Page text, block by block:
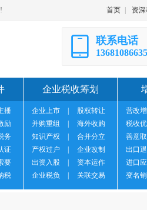
首页 资
联系电话
13681086635
播
励
务
证
要
税
企业税收筹划
企业上市
股权转让
并购重组
海外收购
知识产权
合并分立
产权过户
企业改制
出资入股
资本运作
企业税负
关联交易
营改
税收
善意
出口
进口
变名